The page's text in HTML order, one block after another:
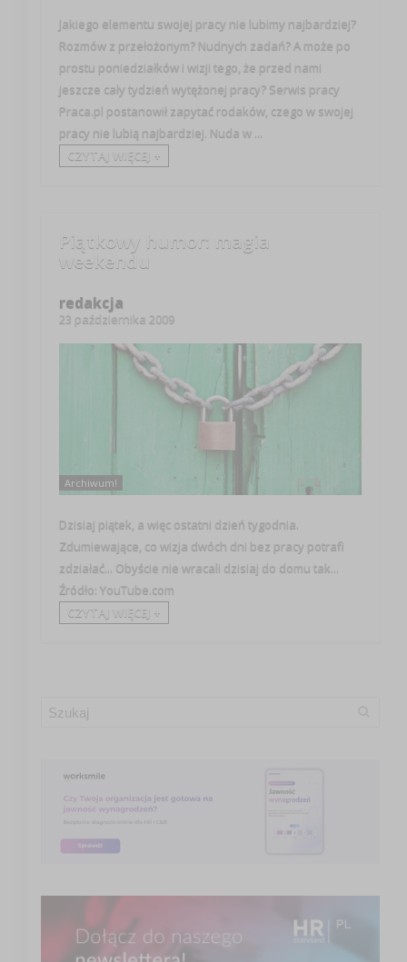
Jakiego elementu swojej pracy nie lubimy najbardziej?
Rozmów z przełożonym? Nudnych zadań? A może po
prostu poniedziałków i wizji tego, że przed nami
jeszcze cały tydzień wytężonej pracy? Serwis pracy
Praca.pl postanowił zapytać rodaków, czego w swojej
pracy nie lubią najbardziej. Nuda w ...
CZYTAJ WIĘCEJ +
Piątkowy humor: magia
weekendu
redakcja
23 października 2009
Archiwum!
Dzisiaj piątek, a więc ostatni dzień tygodnia.
Zdumiewające, co wizja dwóch dni bez pracy potrafi
zdziałać... Obyście nie wracali dzisiaj do domu tak...
Źródło: YouTube.com
CZYTAJ WIĘCEJ +